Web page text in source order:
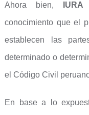
Ahora bien,
conocimiento que el
establecen las
determinado o
el Código Civil
En base a lo